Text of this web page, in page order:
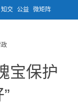
知交 公益 微矩阵
宝保护